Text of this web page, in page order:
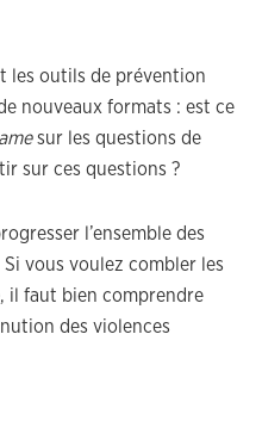
les outils de prévention
nouveaux formats : est ce
sur les questions de
sur ces questions ?
l’ensemble des
vous voulez combler les
il faut bien comprendre
des violences